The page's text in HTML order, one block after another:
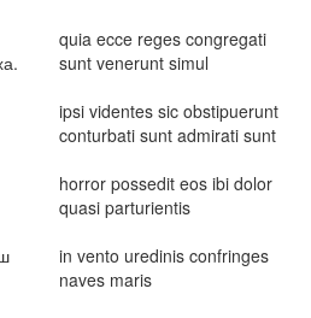
quia ecce reges congregati
sunt venerunt simul
ipsi videntes sic obstipuerunt
conturbati sunt admirati sunt
horror possedit eos ibi dolor
quasi parturientis
in vento uredinis confringes
naves maris